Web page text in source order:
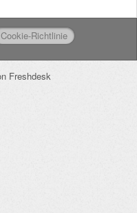
Cookie-Richtlinie
Freshdesk